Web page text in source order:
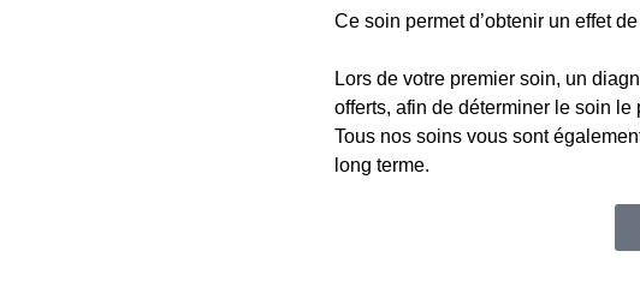
Ce soin permet d’obtenir un effet
Lors de votre premier soin, un
offerts, afin de déterminer le soin
Tous nos soins vous sont
long terme.